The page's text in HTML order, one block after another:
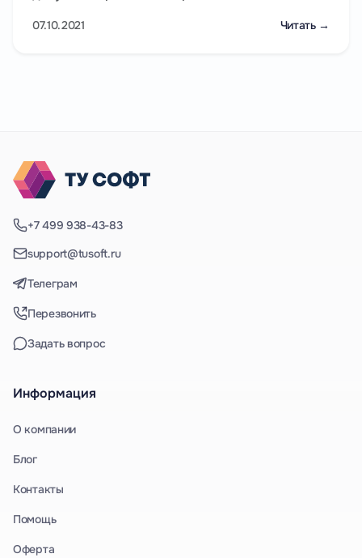
07.10.2021 Читать →
+7 499 938-43-83
support@tusoft.ru
Телеграм
Перезвонить
Задать вопрос
Информация
О компании
Блог
Контакты
Помощь
Оферта